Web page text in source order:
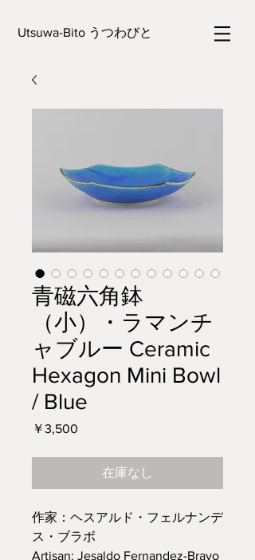
Utsuwa-Bito うつわびと
青磁六角鉢
（小）・ラマンチ
ャブルー Ceramic
Hexagon Mini Bowl
/ Blue
￥3,500
在庫なし
作家：ヘスアルド・フェルナンデ
ス・ブラボ
Artisan: Jesaldo Fernandez-Bravo